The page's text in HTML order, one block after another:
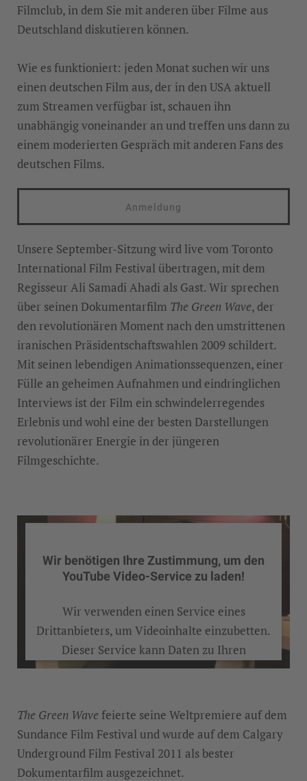
Filmclub, in dem Sie mit anderen über Filme aus
Deutschland diskutieren können.
Wie es funktioniert: jeden Monat suchen wir uns
einen deutschen Film aus, der in den USA aktuell
zum Streamen verfügbar ist, schauen ihn
unabhängig voneinander an und treffen uns dann zu
einem moderierten Gespräch mit anderen Fans des
deutschen Films.
Anmeldung
Unsere September-Sitzung wird live vom Toronto
International Film Festival übertragen, mit dem
Regisseur Ali Samadi Ahadi als Gast. Wir sprechen
über seinen Dokumentarfilm The Green Wave, der
den revolutionären Moment nach den umstrittenen
iranischen Präsidentschaftswahlen 2009 schildert.
Mit seinen lebendigen Animationssequenzen, einer
Fülle an geheimen Aufnahmen und eindringlichen
Interviews ist der Film ein schwindelerregendes
Erlebnis und wohl eine der besten Darstellungen
revolutionärer Energie in der jüngeren
Filmgeschichte.
Wir benötigen Ihre Zustimmung, um den
YouTube Video-Service zu laden!
Wir verwenden einen Service eines
Drittanbieters, um Videoinhalte einzubetten.
Dieser Service kann Daten zu Ihren
Aktivitäten sammeln. Bitte lesen Sie die
des Service zu, um dieses Video anzusehen.
The Green Wave feierte seine Weltpremiere auf dem
Sundance Film Festival und wurde auf dem Calgary
Underground Film Festival 2011 als bester
Dokumentarfilm ausgezeichnet.